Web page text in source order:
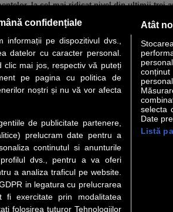
la cel mai ridicat nivel din ultimii trei
COVER STORY LIDERI
iarul Financiar
Despre Noi
Contact Redactie
Contact Marketing
Contact Vanzari
Abonamente print
Politica de
Termeni si conditii
About cookies
confidențiale
pe dispozitivul dvs.,
datelor cu caracter personal.
clic mai jos, respectiv vă puteți
pe pagina cu politica de
noștri și nu vă vor afecta
de publicitate partenere,
prelucram date pentru a
continutul si anunturile
dvs., pentru a va oferi
a analiza traficul pe website.
in legatura cu prelucrarea
fi exercitate prin modalitatea
folosirea tuturor Tehnologiilor
Atât
selecta
Date
Listă